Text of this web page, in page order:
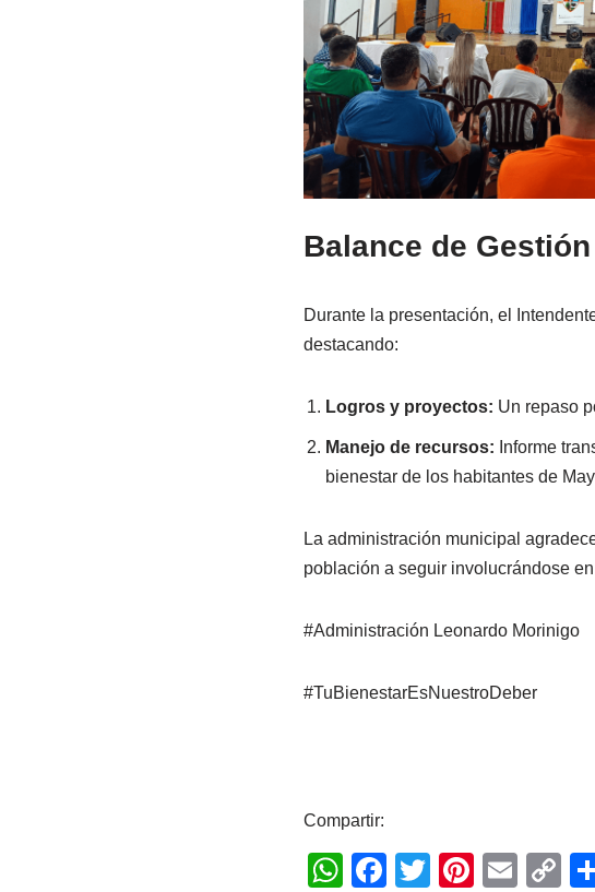
Balance de
Durante la presentación, el
destacando:
Logros y proyectos: Un repaso
Manejo de recursos: Informe
bienestar de los habitantes de
La administración municipal
población a seguir involucrándose
#Administración Leonardo Morinigo
#TuBienestarEsNuestroDeber
Compartir:
W
F
T
Pi
E
C